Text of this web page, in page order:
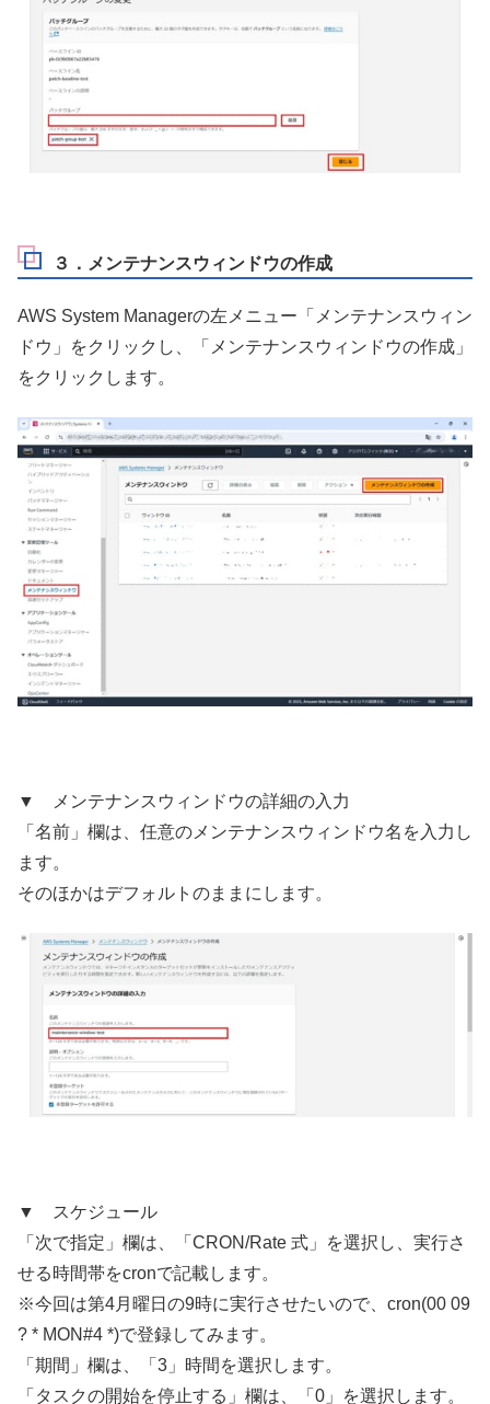
３．メンテナンスウィンドウの作成
AWS System Managerの左メニュー「メンテナンスウィン
ドウ」をクリックし、「メンテナンスウィンドウの作成」
をクリックします。
▼ メンテナンスウィンドウの詳細の入力
「名前」欄は、任意のメンテナンスウィンドウ名を入力し
ます。
そのほかはデフォルトのままにします。
▼ スケジュール
「次で指定」欄は、「CRON/Rate 式」を選択し、実行さ
せる時間帯をcronで記載します。
※今回は第4月曜日の9時に実行させたいので、cron(00 09
? * MON#4 *)で登録してみます。
「期間」欄は、「3」時間を選択します。
「タスクの開始を停止する」欄は、「0」を選択します。